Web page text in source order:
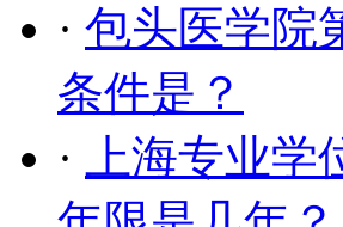
· 包头医学院
条件是？
·
上海专业